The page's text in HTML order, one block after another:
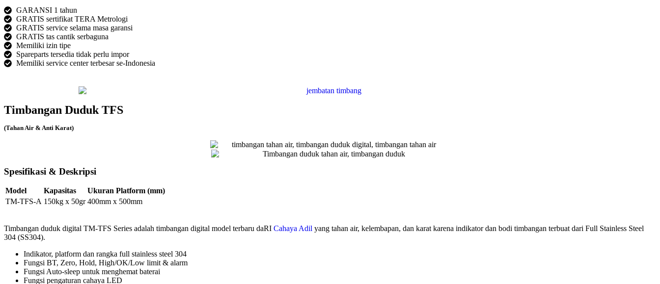
GARANSI 1 tahun
GRATIS sertifikat TERA Metrologi
GRATIS service selama masa garansi
GRATIS tas cantik serbaguna
Memiliki izin tipe
Spareparts tersedia tidak perlu impor
Memiliki service center terbesar se-Indonesia
Timbangan Duduk TFS
(Tahan Air & Anti Karat)
Spesifikasi & Deskripsi
Model Kapasitas
Ukuran Platform (mm)
TM-TFS-A 150kg x 50gr 400mm x 500mm
Timbangan duduk digital TM-TFS Series adalah timbangan digital model terbaru daRI Cahaya Adil yang tahan air, kelembapan, dan karat karena indikator dan bodi timbangan terbuat dari Full Stainless Steel
304 (SS304).
Indikator, platform dan rangka full stainless steel 304
Fungsi BT, Zero, Hold, High/OK/Low limit & alarm
Fungsi Auto-sleep untuk menghemat baterai
Fungsi pengaturan cahaya LED